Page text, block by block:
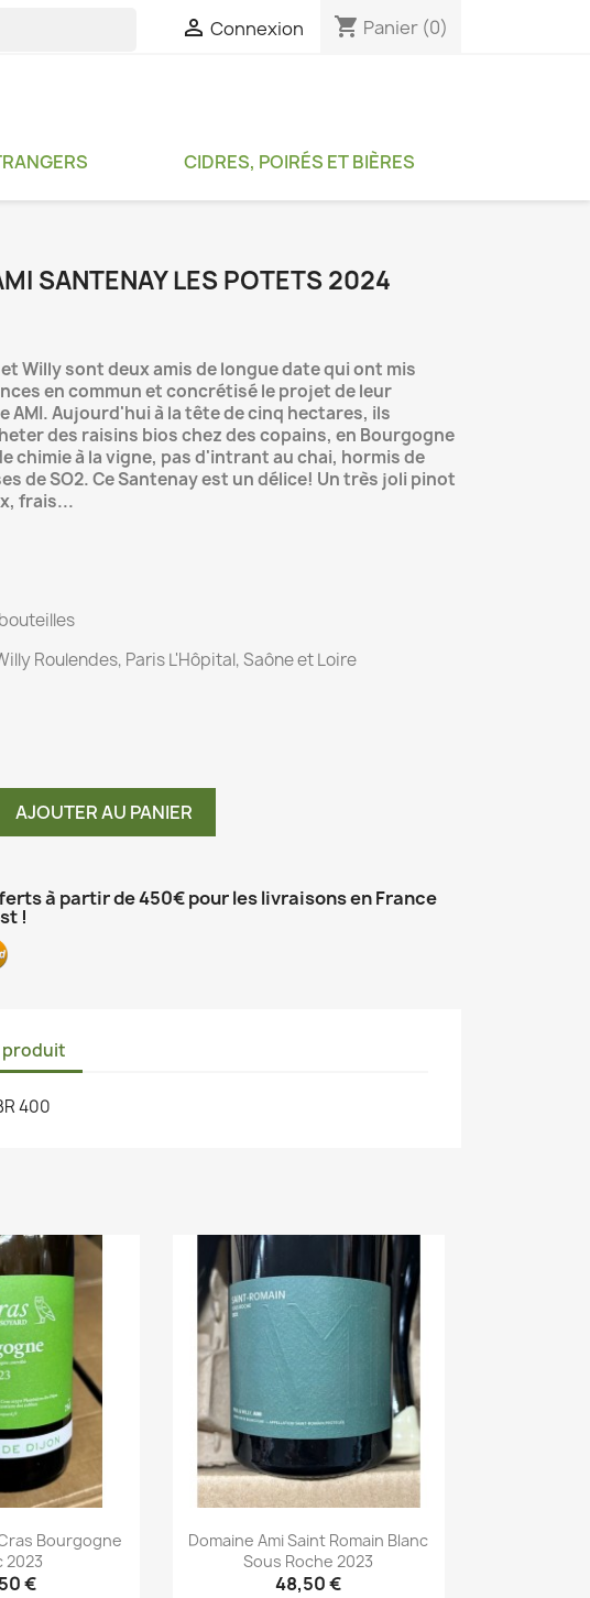
 Connexion shopping_cart Panier (0)
CIDRES, POIRÉS ET BIÈRES
SANTENAY LES POTETS 2024
Willy sont deux amis de longue date qui ont mis
en commun et concrétisé le projet de leur
AMI. Aujourd'hui à la tête de cinq hectares, ils
des raisins bios chez des copains, en Bourgogne
chimie à la vigne, pas d'intrant au chai, hormis de
de SO2. Ce Santenay est un délice! Un très joli pinot
frais...
Roulendes, Paris L'Hôpital, Saône et Loire
AJOUTER AU PANIER
à partir de 450€ pour les livraisons en France
!
produit
400
Bourgogne
2023
€
Domaine Ami Saint Romain Blanc
Sous Roche 2023
48,50 €